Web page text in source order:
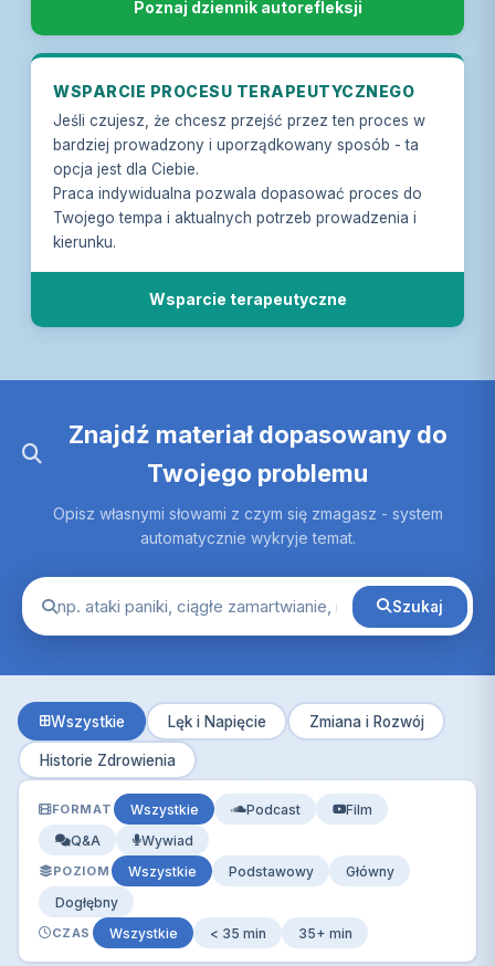
Poznaj dziennik autorefleksji
WSPARCIE PROCESU TERAPEUTYCZNEGO
Jeśli czujesz, że chcesz przejść przez ten proces w
bardziej prowadzony i uporządkowany sposób - ta
opcja jest dla Ciebie.
Praca indywidualna pozwala dopasować proces do
Twojego tempa i aktualnych potrzeb prowadzenia i
kierunku.
Wsparcie terapeutyczne
Znajdź materiał dopasowany do
Twojego problemu
Opisz własnymi słowami z czym się zmagasz - system
automatycznie wykryje temat.
Szukaj
Wszystkie Lęk i Napięcie Zmiana i Rozwój
Historie Zdrowienia
FORMAT Wszystkie Podcast
Film
Q&A
Wywiad
POZIOM Wszystkie Podstawowy
Główny
Dogłębny
CZAS Wszystkie < 35 min 35+ min